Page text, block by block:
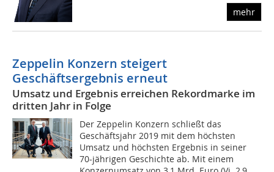
mehr
Zeppelin Konzern steigert
Geschäftsergebnis erneut
Umsatz und Ergebnis erreichen Rekordmarke im
dritten Jahr in Folge
Der Zeppelin Konzern schließt das
Geschäftsjahr 2019 mit dem höchsten
Umsatz und höchsten Ergebnis in seiner
70-jährigen Geschichte ab. Mit einem